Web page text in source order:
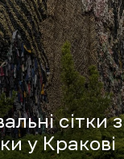
сітки
у Кракові